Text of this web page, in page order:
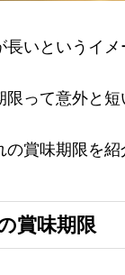
いというイメ
って意外と短
賞味期限を紹
賞味期限